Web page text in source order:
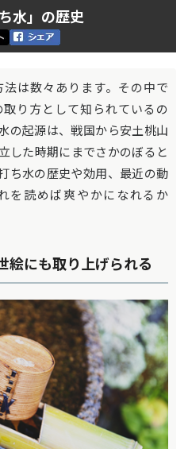
水」の歴史
は数々あります。その中で
り方として知られているの
の起源は、戦国から安土桃山
した時期にまでさかのぼると
ち水の歴史や効用、最近の動
を読めば爽やかになれるか
絵にも取り上げられる